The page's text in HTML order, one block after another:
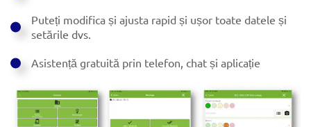
Puteți modifica și ajusta rapid și ușor toate datele și
setările dvs.
Asistență gratuită prin telefon, chat și aplicație